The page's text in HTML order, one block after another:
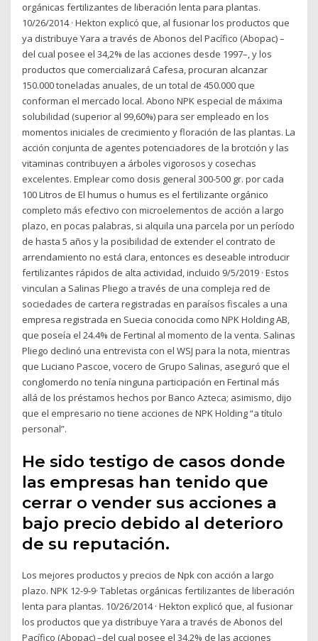
orgánicas fertilizantes de liberación lenta para plantas.
10/26/2014 · Hekton explicó que, al fusionar los productos que
ya distribuye Yara a través de Abonos del Pacífico (Abopac) –
del cual posee el 34,2% de las acciones desde 1997–, y los
productos que comercializará Cafesa, procuran alcanzar
150.000 toneladas anuales, de un total de 450.000 que
conforman el mercado local. Abono NPK especial de máxima
solubilidad (superior al 99,60%) para ser empleado en los
momentos iniciales de crecimiento y floración de las plantas. La
acción conjunta de agentes potenciadores de la brotción y las
vitaminas contribuyen a árboles vigorosos y cosechas
excelentes. Emplear como dosis general 300-500 gr. por cada
100 Litros de El humus o humus es el fertilizante orgánico
completo más efectivo con microelementos de acción a largo
plazo, en pocas palabras, si alquila una parcela por un período
de hasta 5 años y la posibilidad de extender el contrato de
arrendamiento no está clara, entonces es deseable introducir
fertilizantes rápidos de alta actividad, incluido 9/5/2019 · Estos
vinculan a Salinas Pliego a través de una compleja red de
sociedades de cartera registradas en paraísos fiscales a una
empresa registrada en Suecia conocida como NPK Holding AB,
que poseía el 24.4% de Fertinal al momento de la venta. Salinas
Pliego declinó una entrevista con el WSJ para la nota, mientras
que Luciano Pascoe, vocero de Grupo Salinas, aseguró que el
conglomerdo no tenía ninguna participación en Fertinal más
allá de los préstamos hechos por Banco Azteca; asimismo, dijo
que el empresario no tiene acciones de NPK Holding “a título
personal”.
He sido testigo de casos donde
las empresas han tenido que
cerrar o vender sus acciones a
bajo precio debido al deterioro
de su reputación.
Los mejores productos y precios de Npk con acción a largo
plazo. NPK 12-9-9· Tabletas orgánicas fertilizantes de liberación
lenta para plantas. 10/26/2014 · Hekton explicó que, al fusionar
los productos que ya distribuye Yara a través de Abonos del
Pacífico (Abopac) –del cual posee el 34,2% de las acciones